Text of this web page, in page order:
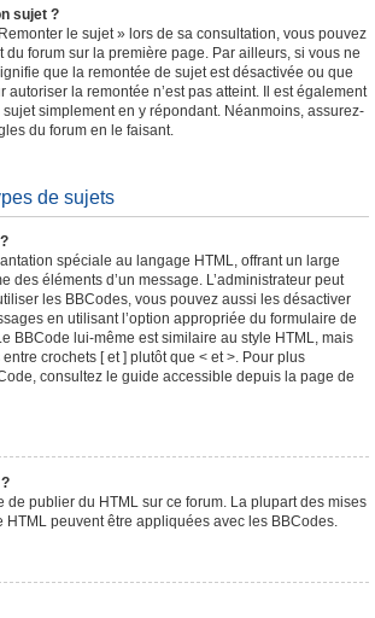
sujet ?
le sujet » lors de sa consultation, vous pouvez
forum sur la première page. Par ailleurs, si vous ne
que la remontée de sujet est désactivée ou que
autoriser la remontée n’est pas atteint. Il est également
simplement en y répondant. Néanmoins, assurez-
du forum en le faisant.
de sujets
spéciale au langage HTML, offrant un large
des éléments d’un message. L’administrateur peut
les BBCodes, vous pouvez aussi les désactiver
en utilisant l’option appropriée du formulaire de
BBCode lui-même est similaire au style HTML, mais
crochets [ et ] plutôt que < et >. Pour plus
consultez le guide accessible depuis la page de
de publier du HTML sur ce forum. La plupart des mises
HTML peuvent être appliquées avec les BBCodes.